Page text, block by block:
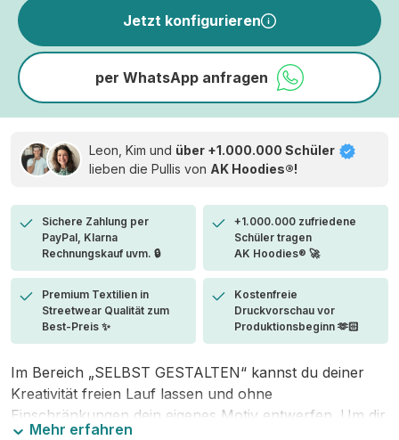
Jetzt konfigurieren
per WhatsApp anfragen
Leon, Kim und über +1.000.000 Schüler
lieben die Pullis von AK Hoodies®!
Sichere Zahlung per
PayPal, Klarna
Rechnungskauf uvm. 🔒
+1.000.000 zufriedene
Schüler tragen
AK Hoodies® 🚀
Premium Textilien in
Streetwear Qualität zum
Best-Preis ✨
Kostenfreie
Druckvorschau vor
Produktionsbeginn 🫶🏻
Im Bereich „SELBST GESTALTEN“ kannst du deiner
Kreativität freien Lauf lassen und ohne
Einschränkungen dein eigenes Motiv entwerfen. Um dir
Mehr erfahren